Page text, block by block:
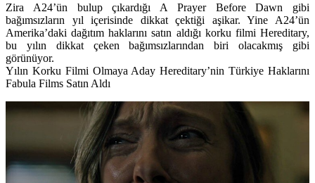
Zira A24’ün bulup çıkardığı A Prayer Before Dawn gibi
bağımsızların yıl içerisinde dikkat çektiği aşikar. Yine A24’ün
Amerika’daki dağıtım haklarını satın aldığı korku filmi Hereditary,
bu yılın dikkat çeken bağımsızlarından biri olacakmış gibi
görünüyor.
Yılın Korku Filmi Olmaya Aday Hereditary’nin Türkiye Haklarını
Fabula Films Satın Aldı